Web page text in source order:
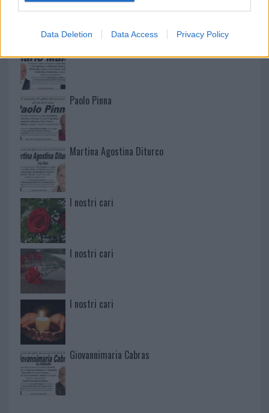
Data Deletion Data Access Privacy Policy
NECROLOGIE
Paolo Pinna
Martina Agostina Diturco
I nostri cari
I nostri cari
I nostri cari
Giovannimaria Cabras